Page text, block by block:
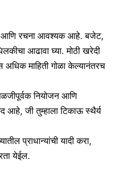
आणि रचना आवश्यक आहे. बजेट,
आढावा घ्या. मोठी खरेदी
माहिती गोळा केल्यानंतरच
नियोजन आणि
आहे, जी तुम्हाला टिकाऊ स्थैर्य
प्राधान्यांची यादी करा,
येईल.